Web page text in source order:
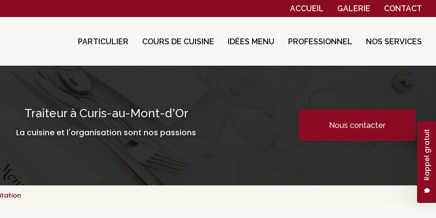
Navigation secondaire
ACCUEIL GALERIE CONTACT
Rappel gratuit
PARTICULIER COURS DE CUISINE IDÉES MENU PROFESSIONNEL NOS SERVICES
Traiteur à Curis-au-Mont-d'Or
La cuisine et l'organisation sont nos passions
Nous contacter